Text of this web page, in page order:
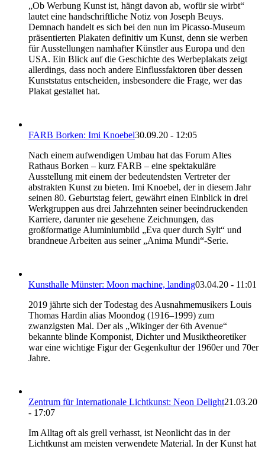
„Ob Werbung Kunst ist, hängt davon ab, wofür sie wirbt“
lautet eine handschriftliche Notiz von Joseph Beuys.
Demnach handelt es sich bei den nun im Picasso-Museum
präsentierten Plakaten definitiv um Kunst, denn sie werben
für Ausstellungen namhafter Künstler aus Europa und den
USA. Ein Blick auf die Geschichte des Werbeplakats zeigt
allerdings, dass noch andere Einflussfaktoren über dessen
Kunststatus entscheiden, insbesondere die Frage, wer das
Plakat gestaltet hat.
FARB Borken: Imi Knoebel30.09.20 - 12:05
Nach einem aufwendigen Umbau hat das Forum Altes
Rathaus Borken – kurz FARB – eine spektakuläre
Ausstellung mit einem der bedeutendsten Vertreter der
abstrakten Kunst zu bieten. Imi Knoebel, der in diesem Jahr
seinen 80. Geburtstag feiert, gewährt einen Einblick in drei
Werkgruppen aus drei Jahrzehnten seiner beeindruckenden
Karriere, darunter nie gesehene Zeichnungen, das
großformatige Aluminiumbild „Eva quer durch Sylt“ und
brandneue Arbeiten aus seiner „Anima Mundi“-Serie.
Kunsthalle Münster: Moon machine, landing03.04.20 - 11:01
2019 jährte sich der Todestag des Ausnahmemusikers Louis
Thomas Hardin alias Moondog (1916–1999) zum
zwanzigsten Mal. Der als „Wikinger der 6th Avenue“
bekannte blinde Komponist, Dichter und Musiktheoretiker
war eine wichtige Figur der Gegenkultur der 1960er und 70er
Jahre.
Zentrum für Internationale Lichtkunst: Neon Delight21.03.20
- 17:07
Im Alltag oft als grell verhasst, ist Neonlicht das in der
Lichtkunst am meisten verwendete Material. In der Kunst hat